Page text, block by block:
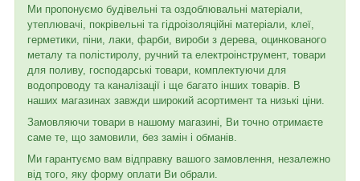
Ми пропонуємо будівельні та оздоблювальні матеріали,
утеплювачі, покрівельні та гідроізоляційні матеріали, клеї,
герметики, піни, лаки, фарби, вироби з дерева, оцинкованого
металу та полістиролу, ручний та електроінструмент, товари
для поливу, господарські товари, комплектуючи для
водопроводу та каналізації і ще багато інших товарів. В
наших магазинах завжди широкий асортимент та низькі ціни.
Замовляючи товари в нашому магазині, Ви точно отримаєте
саме те, що замовили, без замін і обманів.
Ми гарантуємо вам відправку вашого замовлення, незалежно
від того, яку форму оплати Ви обрали.